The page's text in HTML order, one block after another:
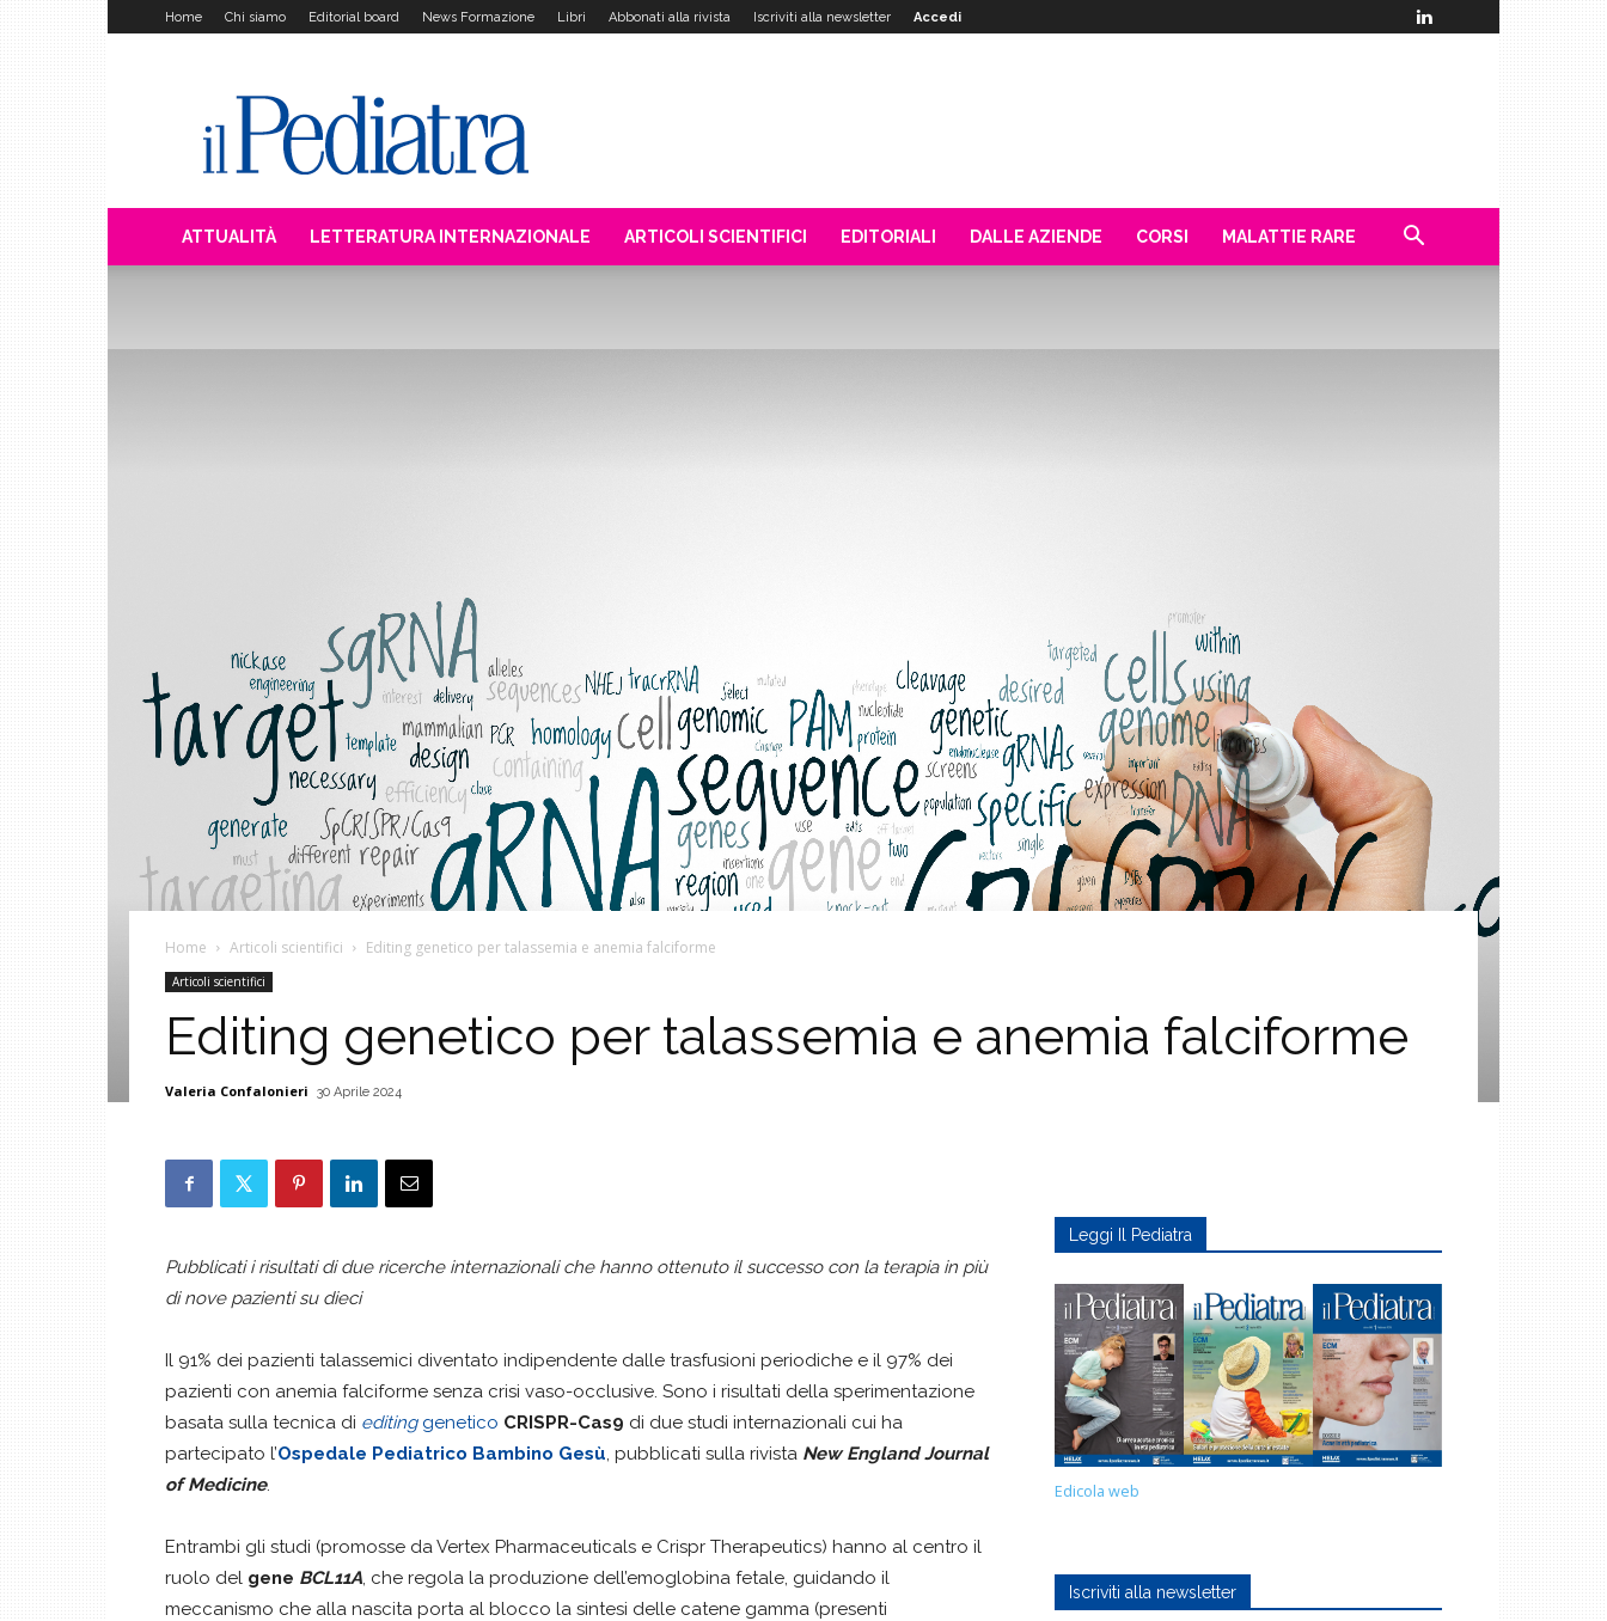
Home Chi siamo Editorial board News Formazione Libri Abbonati alla rivista Iscriviti alla newsletter Accedi
Pediatra
ATTUALITÀ LETTERATURA INTERNAZIONALE ARTICOLI SCIENTIFICI EDITORIALI DALLE AZIENDE CORSI MALATTIE RARE
Home Articoli scientifici Editing genetico per talassemia e anemia falciforme
Articoli scientifici
Editing genetico per talassemia e anemia falciforme
Valeria Confalonieri 30 Aprile 2024
Pubblicati i risultati di due ricerche internazionali che hanno ottenuto il successo con la terapia in più
di nove pazienti su dieci
Il 91% dei pazienti talassemici diventato indipendente dalle trasfusioni periodiche e il 97% dei
pazienti con anemia falciforme senza crisi vaso-occlusive. Sono i risultati della sperimentazione
basata sulla tecnica di editinggenetico CRISPR-Cas9 di due studi internazionali cui ha
partecipato l’Ospedale Pediatrico Bambino Gesù, pubblicati sulla rivista New England Journal
of Medicine.
Entrambi gli studi (promosse da Vertex Pharmaceuticals e Crispr Therapeutics) hanno al centro il
ruolo del gene BCL11A, che regola la produzione dell’emoglobina fetale, guidando il
meccanismo che alla nascita porta al blocco la sintesi delle catene gamma (presenti
Leggi Il Pediatra
Edicola web
Iscriviti alla newsletter